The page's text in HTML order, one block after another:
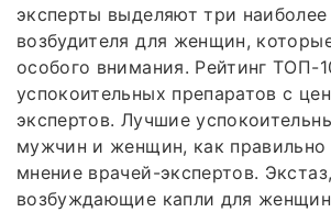
эксперты выделяют три
возбудителя для женщин,
особого внимания. Рейтинг ТОП-
успокоительных препаратов с
экспертов. Лучшие
мужчин и женщин, как правильно
мнение врачей-экспертов. Экстаз,
возбуждающие капли для